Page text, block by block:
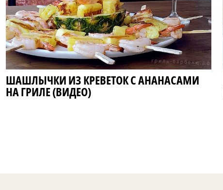
ШАШЛЫЧКИ ИЗ КРЕВЕТОК С АНАНАСАМИ
НА ГРИЛЕ (ВИДЕО)